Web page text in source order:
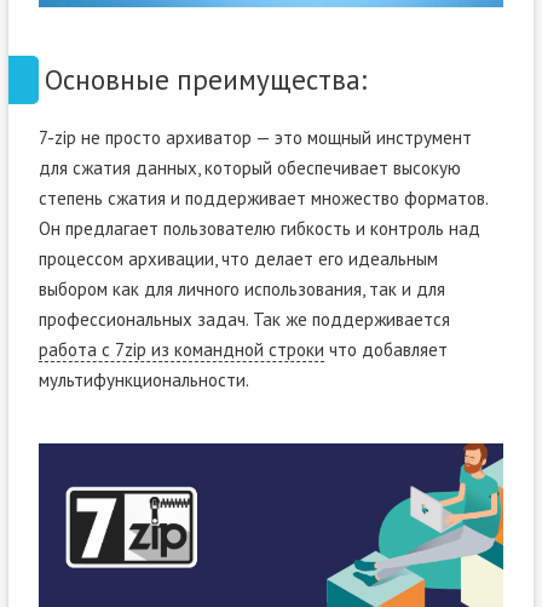
Основные преимущества:
7-zip не просто архиватор — это мощный инструмент
для сжатия данных, который обеспечивает высокую
степень сжатия и поддерживает множество форматов.
Он предлагает пользователю гибкость и контроль над
процессом архивации, что делает его идеальным
выбором как для личного использования, так и для
профессиональных задач. Так же поддерживается
работа с 7zip из командной строки что добавляет
мультифункциональности.